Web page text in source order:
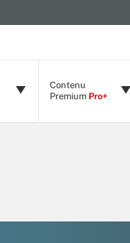
Contenu
Premium Pro+